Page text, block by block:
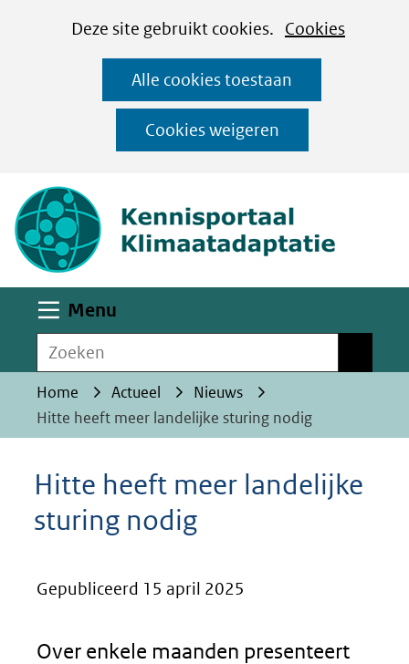
CookiesDeze site gebruikt cookies. Cookies
op
deze
website
worden
toegestaan
geweigerd.
Alle cookies toestaan
Cookies weigeren
Ga
naar
de
inhoud
Menu
Zoeken
Home Actueel
Nieuws
Hitte heeft meer landelijke sturing nodig
Hitte heeft meer landelijke
sturing nodig
Gepubliceerd 15 april 2025
Over enkele maanden presenteert